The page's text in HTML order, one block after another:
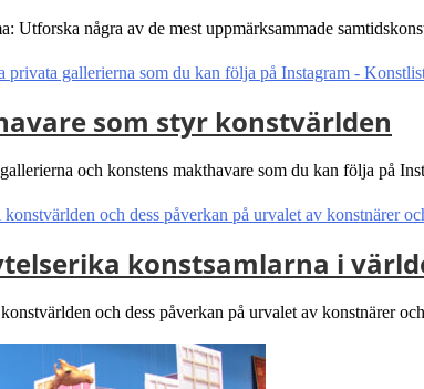
Utforska några av de mest uppmärksammade
som styr konstvärlden
och konstens makthavare som du kan följa på
konstsamlarna i
och dess påverkan på urvalet av konstnärer